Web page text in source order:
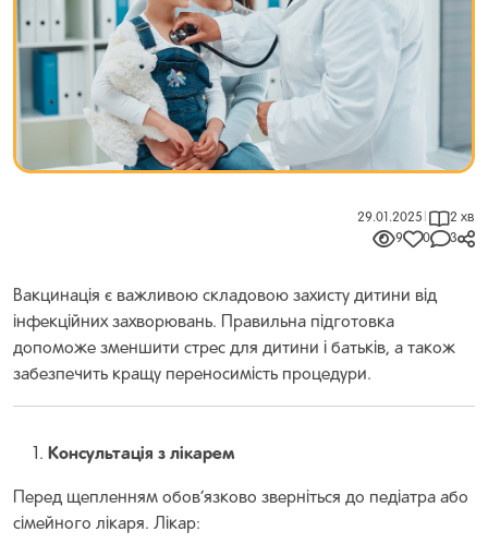
29.01.2025 |
2 хв
9
0 3
Вакцинація є важливою складовою захисту дитини від
інфекційних захворювань. Правильна підготовка
допоможе зменшити стрес для дитини і батьків, а також
забезпечить кращу переносимість процедури.
Консультація з лікарем
Перед щепленням обов’язково зверніться до педіатра або
сімейного лікаря. Лікар: